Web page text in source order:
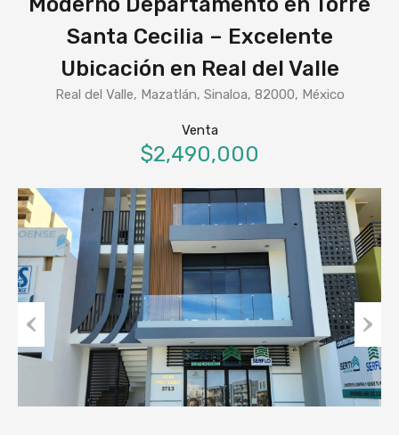
Santa Cecilia – Excelente
Ubicación en Real del Valle
Real del Valle, Mazatlán, Sinaloa, 82000, México
Venta
$2,490,000
Previous Next